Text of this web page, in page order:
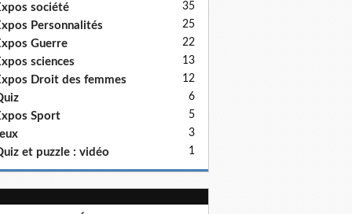
société 35
Personnalités 25
Guerre 22
sciences 13
Droit des femmes 12
6
Sport 5
3
et puzzle : vidéo 1